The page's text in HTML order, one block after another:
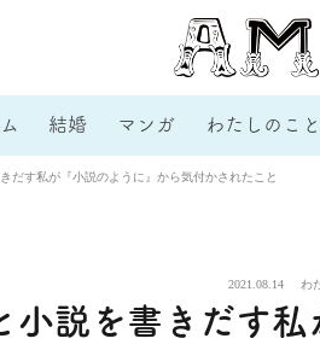
結婚 マンガ わたしのこと
だす私が『小説のように』から気付かされたこと
2021.08.14 わ
小説を書きだす